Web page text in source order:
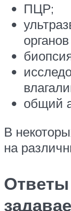
ПЦР;
общий
В
на
Ответы